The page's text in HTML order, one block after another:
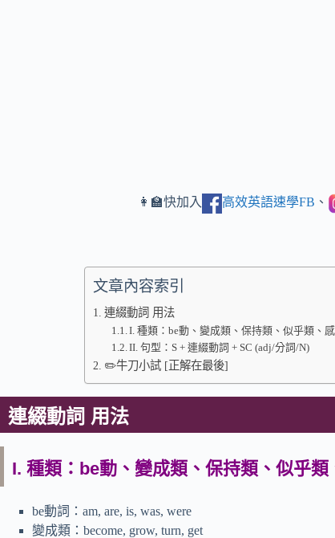
👩‍🏫快加入 高效英語速學FB 、
文章內容索引
連綴動詞 用法
I. 種類：be動、變成類、保持類、似乎類、
II. 句型：S + 連綴動詞 + SC (adj/分詞/N)
✏️牛刀小試 [正解在最後]
連綴動詞 用法
I. 種類：be動、變成類、保持類、似乎類
be動詞：am, are, is, was, were
變成類：become, grow, turn, get